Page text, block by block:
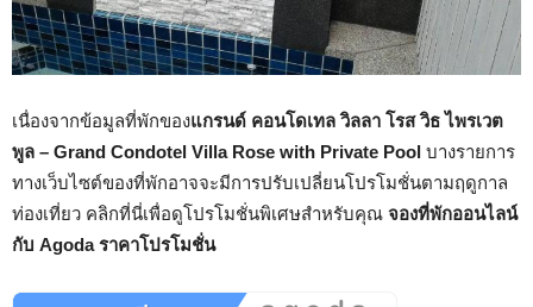
เนื่องจากข้อมูลที่พักของแกรนด์ คอนโดเทล วิลลา โรส วิธ ไพรเวต
พูล – Grand Condotel Villa Rose with Private Pool บางรายการ
ทางเว็บไซต์ของที่พักอาจจะมีการปรับเปลี่ยนโปรโมชั่นตามฤดูกาล
ท่องเที่ยว คลิกที่นี่เพื่อดูโปรโมชั่นพิเศษสำหรับคุณ จองที่พักออนไลน์
กับ Agoda ราคาโปรโมชั่น